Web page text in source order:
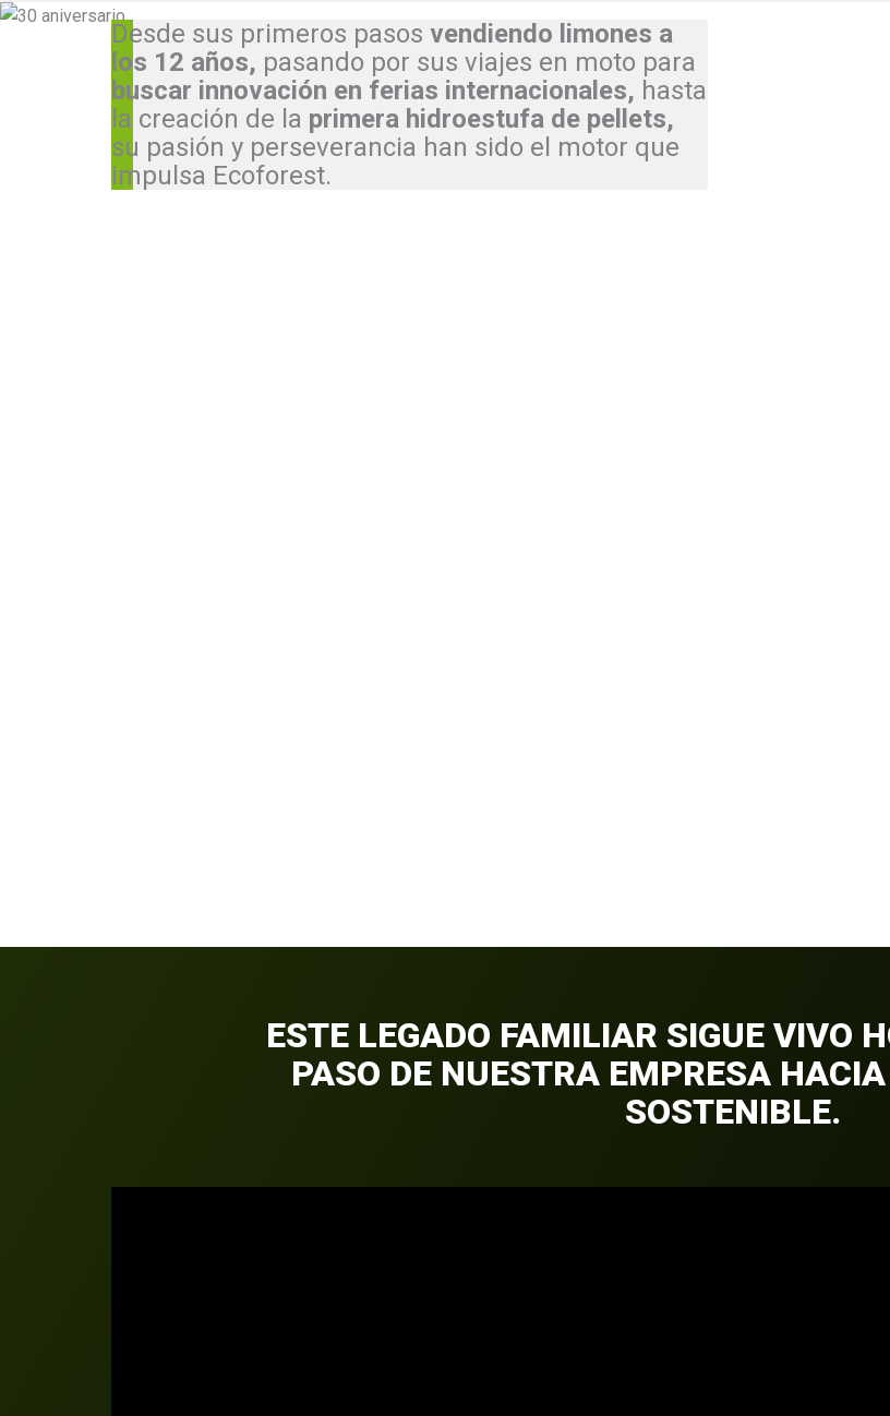
Desde sus primeros pasos vendiendo limones a
los 12 años, pasando por sus viajes en moto para
buscar innovación en ferias internacionales, hasta
la creación de la primera hidroestufa de pellets,
su pasión y perseverancia han sido el motor que
impulsa Ecoforest.
ESTE LEGADO FAMILIAR SIGUE VIVO
PASO DE NUESTRA EMPRESA
SOSTENIBLE.